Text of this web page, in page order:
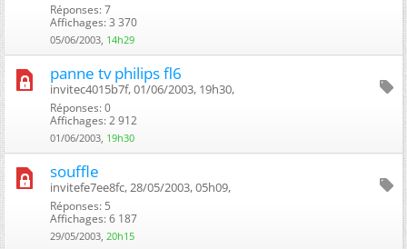
Réponses: 7
Affichages: 3 370
05/06/2003, 14h29
panne tv philips fl6
invitec4015b7f, 01/06/2003, 19h30, ‎
Réponses: 0
Affichages: 2 912
01/06/2003, 19h30
souffle
invitefe7ee8fc, 28/05/2003, 05h09, ‎
Réponses: 5
Affichages: 6 187
29/05/2003, 20h15